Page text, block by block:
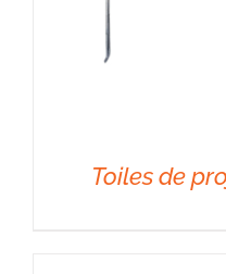
Toiles de